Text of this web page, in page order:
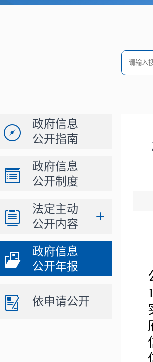
政府信息
公开指南
政府信息
公开制度
法定主动
公开内容
政府信息
公开年报
依申请公开